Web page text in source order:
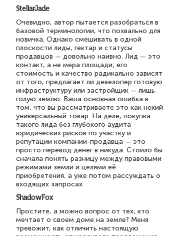
StellarJade
Очевидно, автор пытается разобраться в
базовой терминологии, что похвально для
новичка. Однако смешивать в одной
плоскости лиды, гектар и статусы
продавцов — довольно наивно. Лид — это
контакт, а не мера площади; его
стоимость и качество радикально зависят
от того, предлагает ли девелопер готовую
инфраструктуру или застройщик — лишь
голую землю. Ваша основная ошибка в
том, что вы рассматриваете это как некий
универсальный товар. На деле, покупка
такого лида без глубокого аудита
юридических рисков по участку и
репутации компании-продавца — это
просто перевод денег в никуда. Стоило бы
сначала понять разницу между правовыми
режимами земли и целями её
приобретения, а уже потом рассуждать о
входящих запросах.
ShadowFox
Простите, а можно вопрос от тех, кто
мечтает о своем доме на земле? Меня
тревожит, как отличить настоящую